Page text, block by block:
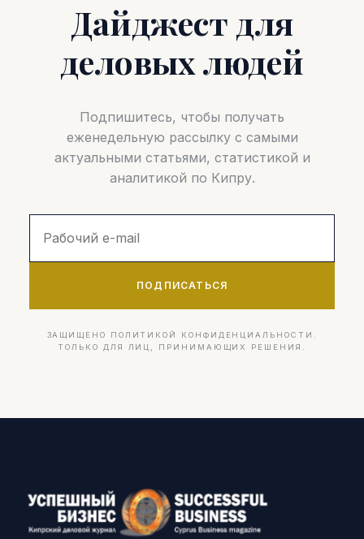
Дайджест для
деловых людей
Подпишитесь, чтобы получать
еженедельную рассылку с самыми
актуальными статьями, статистикой и
аналитикой по Кипру.
ПОДПИСАТЬСЯ
ЗАЩИЩЕНО ПОЛИТИКОЙ КОНФИДЕНЦИАЛЬНОСТИ.
ТОЛЬКО ДЛЯ ЛИЦ, ПРИНИМАЮЩИХ РЕШЕНИЯ.